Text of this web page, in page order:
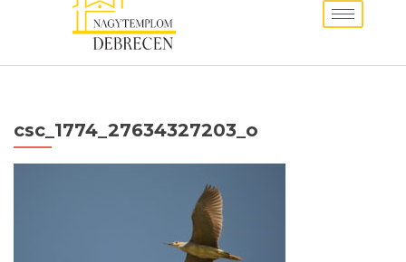
csc_1774_27634327203_o